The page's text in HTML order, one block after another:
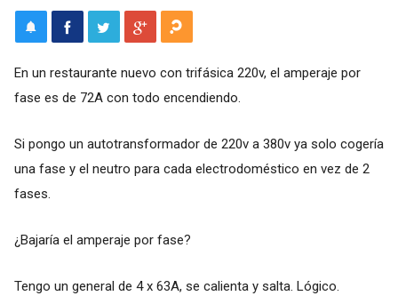
En un restaurante nuevo con trifásica 220v, el amperaje por
fase es de 72A con todo encendiendo.
Si pongo un autotransformador de 220v a 380v ya solo cogería
una fase y el neutro para cada electrodoméstico en vez de 2
fases.
¿Bajaría el amperaje por fase?
Tengo un general de 4 x 63A, se calienta y salta. Lógico.